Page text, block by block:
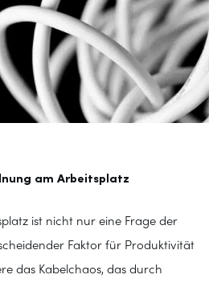
am Arbeitsplatz
ist nicht nur eine Frage der
Faktor für Produktivität
das Kabelchaos, das durch